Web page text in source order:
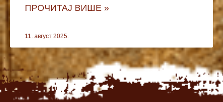
ПРОЧИТАЈ ВИШЕ »
11. август 2025.